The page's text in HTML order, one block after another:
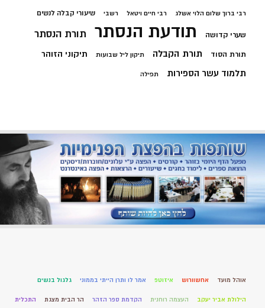
רבי ברוך שלום הלוי אשלג רבי חיים ויטאל רשבי שיעורי קבלה לנשים
שערי קדושה תודעת הנסתר תורת הנסתר
תורת הסוד תורת הקבלה תיקון ליל שבועות תיקוני הזוהר
תלמוד עשר הספירות תפילה
אוהל מועד אחשוורוש איזוטפ אמר לו ותרן הייתי בממוני גלגול בנשים
הילולת אביר יעקב העצמה רוחנית הקדמת ספר הזהר הר הבית מצגת התכלית